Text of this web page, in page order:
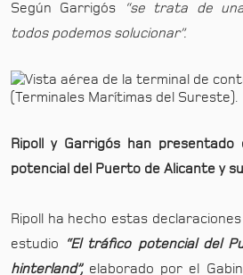
Según Garrigós
“se trata de
todos podemos solucionar”.
Ripoll y Garrigós han
potencial del Puerto de Alicante y
Ripoll ha hecho estas
estudio
“El tráfico potencial del
hinterland”, elaborado por el